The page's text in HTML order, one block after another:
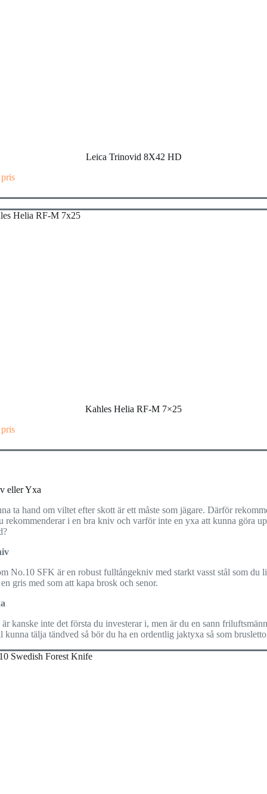
Leica Trinovid 8X42 HD
Kahles Helia RF-M 7×25
eller Yxa
ta hand om viltet efter skott är ett måste som jägare. Därför
rekommenderar i en bra kniv och varför inte en yxa att kunna göra
No.10 SFK är en robust fulltångekniv med starkt vasst stål som du
gris med som att kapa brosk och senor.
kanske inte det första du investerar i, men är du en sann
kunna tälja tändved så bör du ha en ordentlig jaktyxa så som